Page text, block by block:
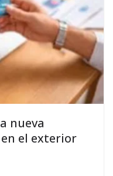
nueva
el exterior